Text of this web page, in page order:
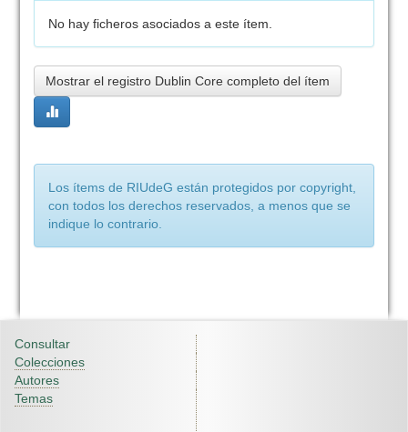
No hay ficheros asociados a este ítem.
Mostrar el registro Dublin Core completo del ítem
Los ítems de RIUdeG están protegidos por copyright,
con todos los derechos reservados, a menos que se
indique lo contrario.
Consultar
Colecciones
Autores
Temas